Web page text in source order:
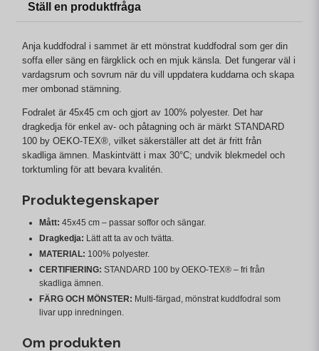
Ställ en produktfråga
Anja kuddfodral i sammet är ett mönstrat kuddfodral som ger din
soffa eller säng en färgklick och en mjuk känsla. Det fungerar väl i
vardagsrum och sovrum när du vill uppdatera kuddarna och skapa
mer ombonad stämning.
Fodralet är 45x45 cm och gjort av 100% polyester. Det har
dragkedja för enkel av- och påtagning och är märkt STANDARD
100 by OEKO-TEX®, vilket säkerställer att det är fritt från
skadliga ämnen. Maskintvätt i max 30°C; undvik blekmedel och
torktumling för att bevara kvalitén.
Produktegenskaper
Mått: 45x45 cm – passar soffor och sängar.
Dragkedja: Lätt att ta av och tvätta.
MATERIAL: 100% polyester.
CERTIFIERING: STANDARD 100 by OEKO-TEX® – fri från
skadliga ämnen.
FÄRG OCH MÖNSTER: Multi-färgad, mönstrat kuddfodral som
livar upp inredningen.
Om produkten